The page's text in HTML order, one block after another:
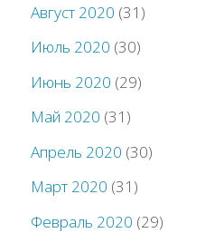
Август 2020 (31)
Июль 2020 (30)
Июнь 2020 (29)
Май 2020 (31)
Апрель 2020 (30)
Март 2020 (31)
Февраль 2020 (29)